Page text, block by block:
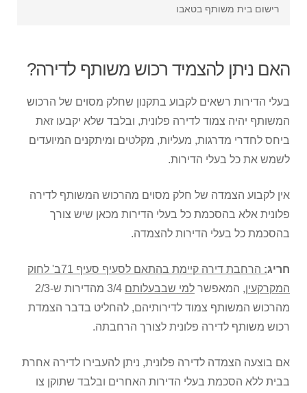
רישום בית משותף בטאבו
האם ניתן להצמיד רכוש משותף לדירה?
בעלי הדירות רשאים לקבוע בתקנון שחלק מסוים של הרכוש
המשותף יהיה צמוד לדירה פלונית, ובלבד שלא יקבעו זאת
ביחס לחדרי מדרגות, מעליות, מקלטים ומיתקנים המיועדים
לשמש את כל בעלי הדירות.
אין לקבוע הצמדה של חלק מסוים מהרכוש המשותף לדירה
פלונית אלא בהסכמת כל בעלי הדירות מכאן שיש צורך
בהסכמת כל בעלי הדירות להצמדה.
חריג:
הרחבת דירה קיימת בהתאם לסעיף סעיף 71ב' לחוק
המקרקעין, המאפשר למי שבבעלותם
3/4 מהדירות ש-2/3
מהרכוש המשותף צמוד לדירותיהם, להחליט בדבר הצמדת
רכוש משותף לדירה פלונית לצורך הרחבתה.
אם בוצעה הצמדה לדירה פלונית, ניתן להעבירו לדירה אחרת
בבית ללא הסכמת בעלי הדירות האחרים ובלבד שתוקן צו